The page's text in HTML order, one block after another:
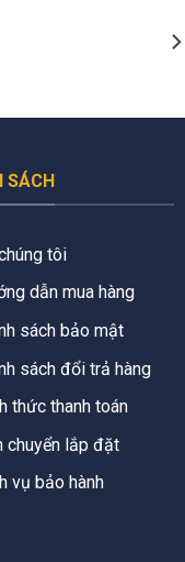
SÁCH
tôi
dẫn mua hàng
sách bảo mật
sách đổi trả hàng
thức thanh toán
chuyển lắp đặt
vụ bảo hành